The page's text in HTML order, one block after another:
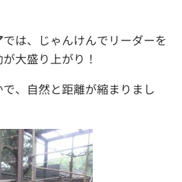
では、じゃんけんでリーダーを
大盛り上がり！
、自然と距離が縮まりまし